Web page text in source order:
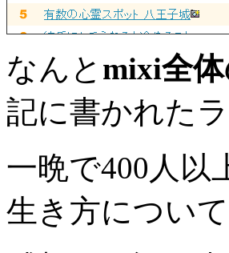
なんと mixi全
記に書かれた
一晩で400人以
生き方について